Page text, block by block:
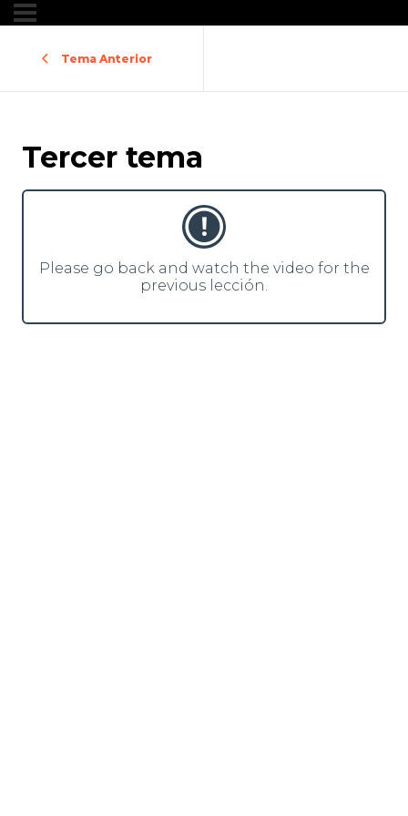
Tema Anterior
Tercer tema
Please go back and watch the video for the
previous lección.